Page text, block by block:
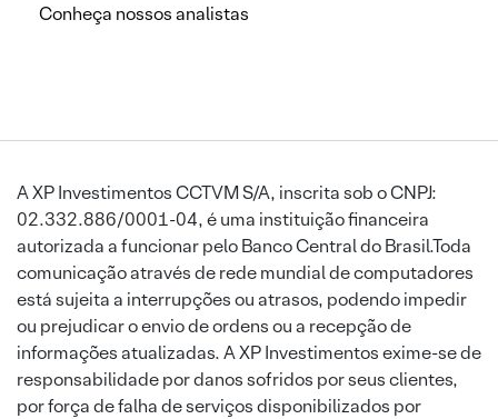
Conheça nossos analistas
A XP Investimentos CCTVM S/A, inscrita sob o CNPJ:
02.332.886/0001-04, é uma instituição financeira
autorizada a funcionar pelo Banco Central do Brasil.Toda
comunicação através de rede mundial de computadores
está sujeita a interrupções ou atrasos, podendo impedir
ou prejudicar o envio de ordens ou a recepção de
informações atualizadas. A XP Investimentos exime-se de
responsabilidade por danos sofridos por seus clientes,
por força de falha de serviços disponibilizados por